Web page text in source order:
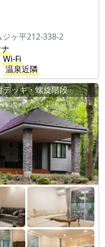
ヶ平212-338-2
Wi-Fi
温泉近隣
ッキ・螺旋階段